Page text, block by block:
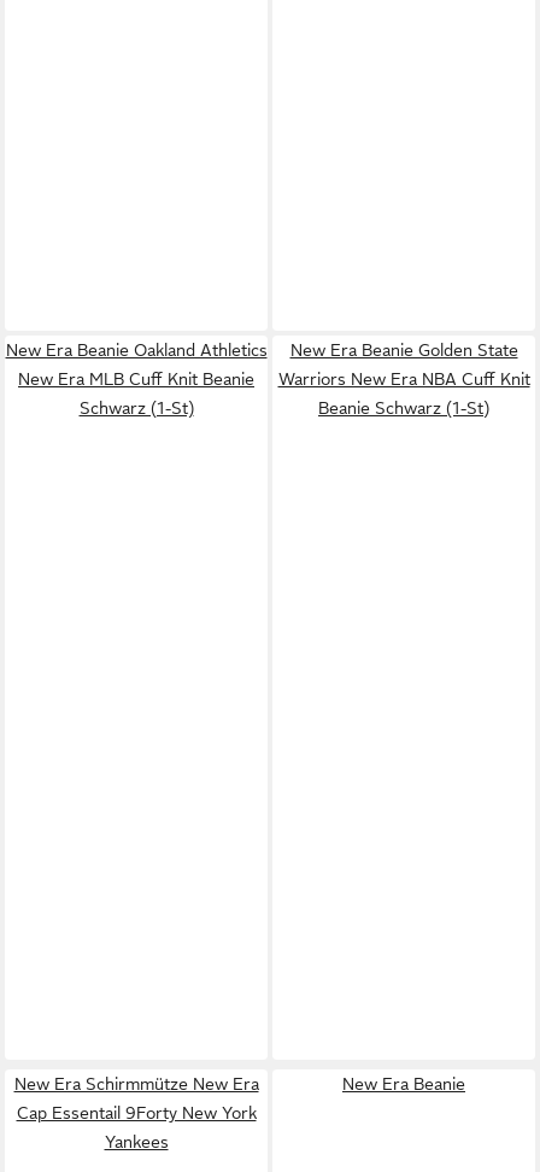
New Era Beanie Oakland Athletics
New Era MLB Cuff Knit Beanie
Schwarz (1-St)
New Era Beanie Golden State
Warriors New Era NBA Cuff Knit
Beanie Schwarz (1-St)
New Era Schirmmütze New Era
Cap Essentail 9Forty New York
Yankees
New Era Beanie